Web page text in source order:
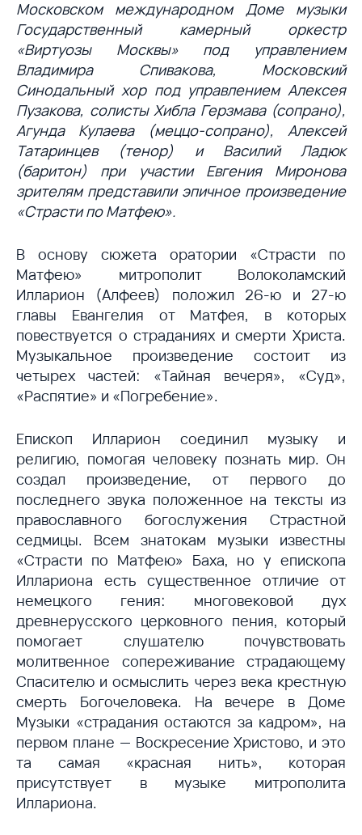
Московском международном Доме музыки
Государственный камерный оркестр
«Виртуозы Москвы» под управлением
Владимира Спивакова, Московский
Синодальный хор под управлением Алексея
Пузакова, солисты Хибла Герзмава (сопрано),
Агунда Кулаева (меццо-сопрано), Алексей
Татаринцев (тенор) и Василий Ладюк
(баритон) при участии Евгения Миронова
зрителям представили эпичное произведение
«Страсти по Матфею».
В основу сюжета оратории «Страсти по
Матфею» митрополит Волоколамский
Илларион (Алфеев) положил 26-ю и 27-ю
главы Евангелия от Матфея, в которых
повествуется о страданиях и смерти Христа.
Музыкальное произведение состоит из
четырех частей: «Тайная вечеря», «Суд»,
«Распятие» и «Погребение».
Епископ Илларион соединил музыку и
религию, помогая человеку познать мир. Он
создал произведение, от первого до
последнего звука положенное на тексты из
православного богослужения Страстной
седмицы. Всем знатокам музыки известны
«Страсти по Матфею» Баха, но у епископа
Иллариона есть существенное отличие от
немецкого гения: многовековой дух
древнерусского церковного пения, который
помогает слушателю почувствовать
молитвенное сопереживание страдающему
Спасителю и осмыслить через века крестную
смерть Богочеловека. На вечере в Доме
Музыки «страдания остаются за кадром», на
первом плане — Воскресение Христово, и это
та самая «красная нить», которая
присутствует в музыке митрополита
Иллариона.